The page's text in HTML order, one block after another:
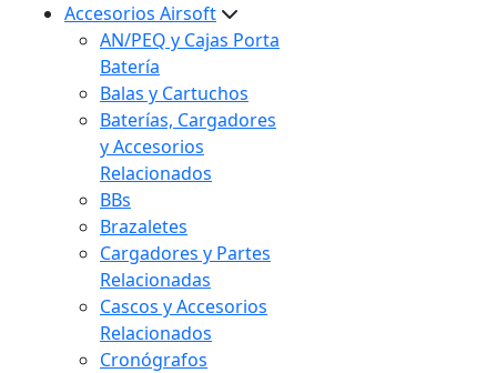
Accesorios Airsoft
AN/PEQ y Cajas Porta
Batería
Balas y Cartuchos
Baterías, Cargadores
y Accesorios
Relacionados
BBs
Brazaletes
Cargadores y Partes
Relacionadas
Cascos y Accesorios
Relacionados
Cronógrafos